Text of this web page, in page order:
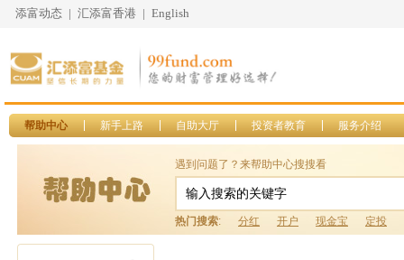
添富动态 | 汇添富香港 | English
帮助中心 新手上路 自助大厅 投资者教育 服务介绍
遇到问题了？来帮助中心搜搜看
热门搜索: 分红 开户 现金宝 定投